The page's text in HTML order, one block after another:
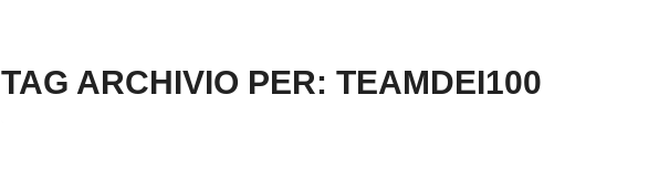
TAG ARCHIVIO PER:TEAMDEI100